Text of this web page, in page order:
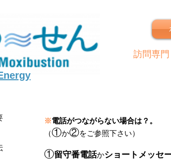
訪問専
※電話がつながらない場合は？。
（①か②をご参照下さい）
①留守番電話かショートメッセ